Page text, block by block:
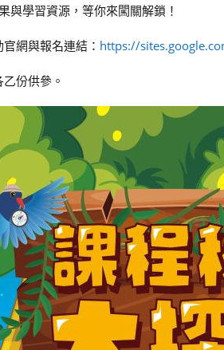
與學習資源，等你來闖關解鎖！
網與報名連結： https://
份供參。